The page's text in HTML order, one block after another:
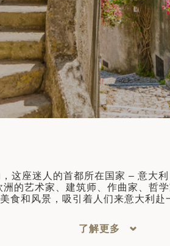
这座迷人的首都所在国家 – 意大
的艺术家、建筑师、作曲家、哲
食和风景，吸引着人们来意大利赴
了解更多